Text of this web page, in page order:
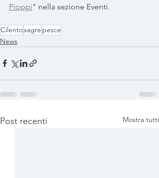
Pioppi" nella sezione Eventi.
Cilentosagre pesce
News
Post recenti Mostra tutti